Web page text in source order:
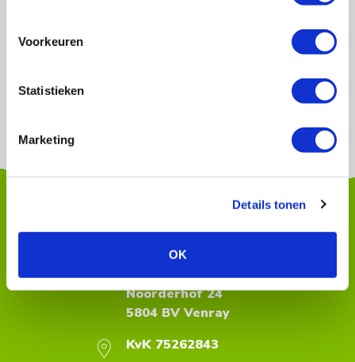
Voorkeuren
Statistieken
Marketing
Details tonen
OK
Lois Advies BV
Noorderhof 24
5804 BV Venray
KvK 75262843